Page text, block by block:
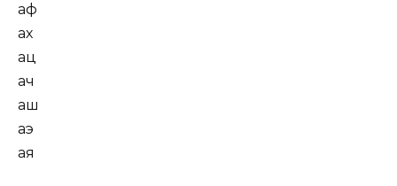
аф
ах
ац
ач
аш
аэ
ая